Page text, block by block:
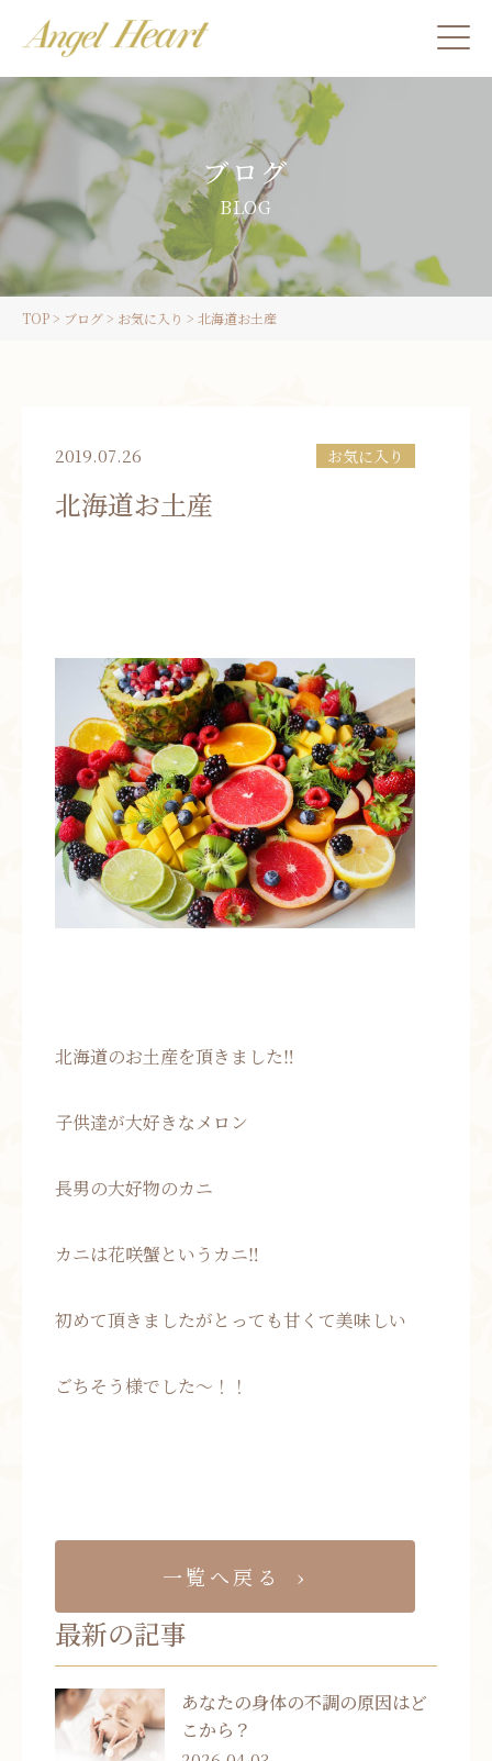
施術をご希望の方
カウンセリングをご希望の方へ
スクール受講生の方へ
お問い合わせ
お客様の声
活動実績
ブログ
BLOG
TOP> ブログ> お気に入り > 北海道お土産
2019.07.26 お気に入り
北海道お土産
北海道のお土産を頂きました‼︎
子供達が大好きなメロン
長男の大好物のカニ
カニは花咲蟹というカニ‼︎
初めて頂きましたがとっても甘くて美味しい
ごちそう様でした〜！！
一覧へ戻る
最新の記事
あなたの身体の不調の原因はど
こから？